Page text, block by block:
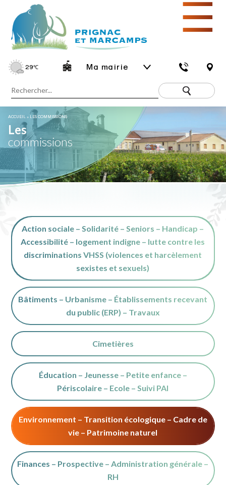
29℃ Ma mairie
☰
ACCUEIL » LES COMMISSIONS
Les
commissions
Action sociale – Solidarité – Seniors – Handicap –
Accessibilité – logement indigne – lutte contre les
discriminations VHSS (violences et harcèlement
sexistes et sexuels)
Bâtiments – Urbanisme – Établissements recevant
du public (ERP) – Travaux
Cimetières
Éducation – Jeunesse – Petite enfance –
Périscolaire – Ecole – Suivi PAI
Environnement – Transition écologique – Cadre de
vie – Patrimoine naturel
Finances – Prospective – Administration générale –
RH